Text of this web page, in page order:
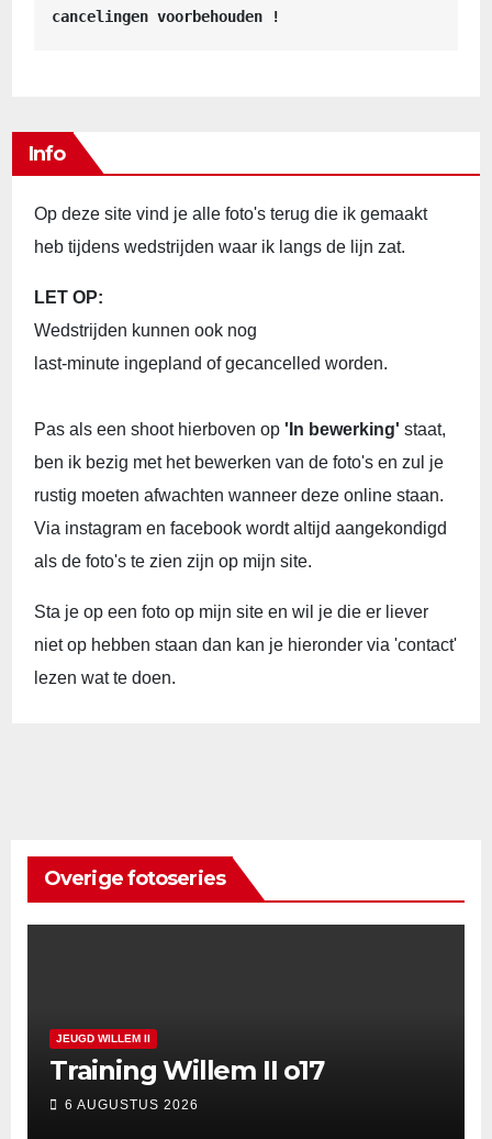
cancelingen voorbehouden !
Info
Op deze site vind je alle foto's terug die ik gemaakt
heb tijdens wedstrijden waar ik langs de lijn zat.
LET OP:
Wedstrijden kunnen ook nog
last-minute ingepland of gecancelled worden.
Pas als een shoot hierboven op 'In bewerking' staat,
ben ik bezig met het bewerken van de foto's en zul je
rustig moeten afwachten wanneer deze online staan.
Via instagram en facebook wordt altijd aangekondigd
als de foto's te zien zijn op mijn site.
Sta je op een foto op mijn site en wil je die er liever
niet op hebben staan dan kan je hieronder via 'contact'
lezen wat te doen.
Overige fotoseries
JEUGD WILLEM II
Training Willem II o17
6 AUGUSTUS 2026